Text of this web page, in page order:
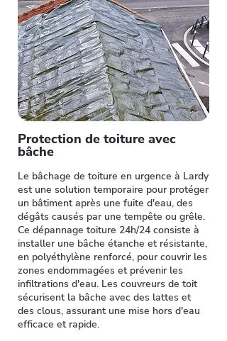
Protection de toiture avec
bâche
Le bâchage de toiture en urgence à Lardy
est une solution temporaire pour protéger
un bâtiment après une fuite d'eau, des
dégâts causés par une tempête ou grêle.
Ce dépannage toiture 24h/24 consiste à
installer une bâche étanche et résistante,
en polyéthylène renforcé, pour couvrir les
zones endommagées et prévenir les
infiltrations d'eau. Les couvreurs de toit
sécurisent la bâche avec des lattes et
des clous, assurant une mise hors d'eau
efficace et rapide.